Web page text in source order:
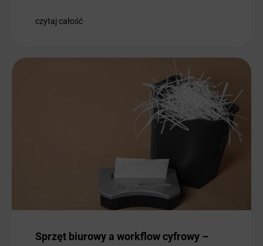
czytaj całość
Sprzęt biurowy a workflow cyfrowy –